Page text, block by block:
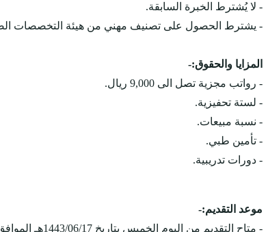
- لا يُشترط الخبرة السابقة.
- يشترط الحصول على تصنيف مهني من هيئة التخصصات
المزايا والحقوق:-
- رواتب مجزية تصل الى 9,000 ريال.
- لستة تحفيزية.
- نسبة مبيعات.
- تأمين طبي.
- دورات تدريبية.
موعد التقديم:-
- متاح التقديم من اليوم الخميس بتاريخ 1443/06/17هـ الموافق بالميلادي 2022/01/20م، ويستمر التقديم على الوظائف حتى يتم الإكتفاء بالعدد المطلوب.